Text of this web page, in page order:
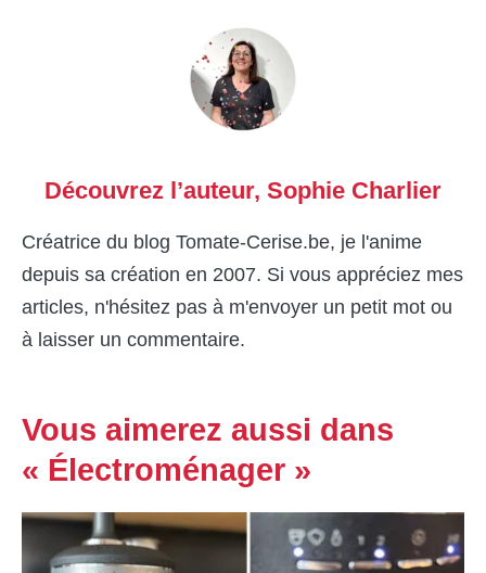
Découvrez l’auteur, Sophie Charlier
Créatrice du blog Tomate-Cerise.be, je l'anime
depuis sa création en 2007. Si vous appréciez mes
articles, n'hésitez pas à m'envoyer un petit mot ou
à laisser un commentaire.
Vous aimerez aussi dans
« Électroménager »